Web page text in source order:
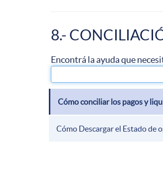
8.-
Cómo conciliar los pagos y
Cómo Descargar el Estado de